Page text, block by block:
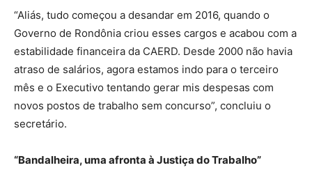
“Aliás, tudo começou a desandar em 2016, quando o
Governo de Rondônia criou esses cargos e acabou com a
estabilidade financeira da CAERD. Desde 2000 não havia
atraso de salários, agora estamos indo para o terceiro
mês e o Executivo tentando gerar mis despesas com
novos postos de trabalho sem concurso”, concluiu o
secretário.
“Bandalheira, uma afronta à Justiça do Trabalho”